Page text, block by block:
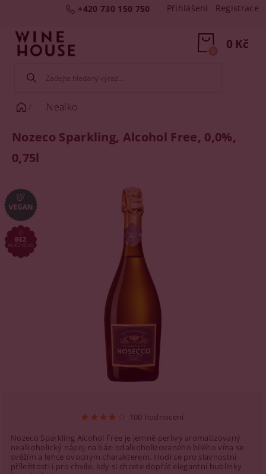
+420 730 150 750 Přihlášení Registrace
0 Kč
0
Nealko
Nozeco Sparkling, Alcohol Free, 0,0%,
0,75l
100 hodnocení
Nozeco Sparkling Alcohol Free je jemně perlivý aromatizovaný
nealkoholický nápoj na bázi odalkoholizovaného bílého vína se
svěžím a lehce ovocným charakterem. Hodí se pro slavnostní
příležitosti i pro chvíle, kdy si chcete dopřát elegantní bublinky